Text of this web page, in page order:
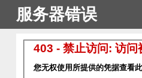
服务器错误
403 - 禁止访问: 访问
您无权使用所提供的凭据查看此